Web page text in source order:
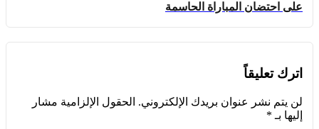
على احتضان المباراة الحاسمة
اترك تعليقاً
لن يتم نشر عنوان بريدك الإلكتروني. الحقول الإلزامية مشار
إليها بـ *